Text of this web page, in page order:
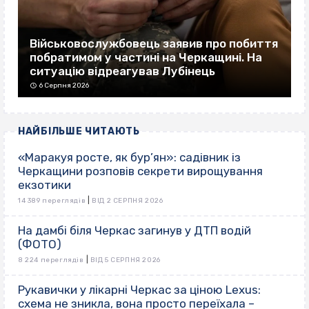
Військовослужбовець заявив про побиття
побратимом у частині на Черкащині. На
ситуацію відреагував Лубінець
6 Серпня 2026
НАЙБІЛЬШЕ ЧИТАЮТЬ
«Маракуя росте, як бур’ян»: садівник із
Черкащини розповів секрети вирощування
екзотики
14 389 переглядів ВІД 2 СЕРПНЯ 2026
На дамбі біля Черкас загинув у ДТП водій
(ФОТО)
8 224 переглядів ВІД 5 СЕРПНЯ 2026
Рукавички у лікарні Черкас за ціною Lexus:
схема не зникла, вона просто переїхала –